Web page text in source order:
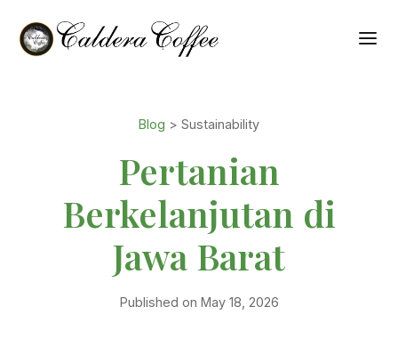
Blog > Sustainability
Pertanian
Berkelanjutan di
Jawa Barat
Published on May 18, 2026